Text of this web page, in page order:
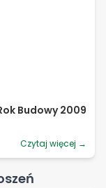
Budowy 2009
Czytaj więcej →